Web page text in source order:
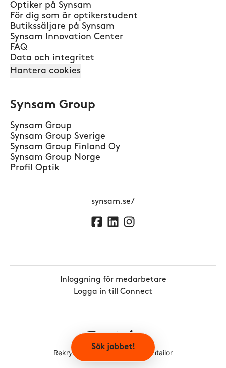
Sök jobbet!
Optiker på Synsam
För dig som är optikerstudent
Butikssäljare på Synsam
Synsam Innovation Center
FAQ
Data och integritet
Hantera cookies
Synsam Group
Synsam Group
Synsam Group Sverige
Synsam Group Finland Oy
Synsam Group Norge
Profil Optik
synsam.se/
Inloggning för medarbetare
Logga in till Connect
Rekryteringsverktyg från Teamtailor